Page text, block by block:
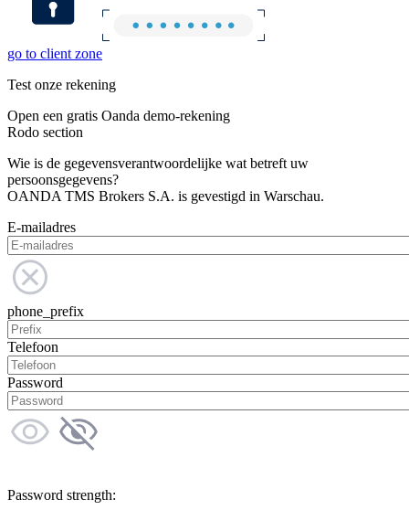
go to client zone
Test onze rekening
Open een gratis Oanda demo-rekening
Rodo section
Wie is de gegevensverantwoordelijke wat betreft uw
persoonsgegevens?
OANDA TMS Brokers S.A. is gevestigd in Warschau.
E-mailadres
phone_prefix
Telefoon
Password
Password strength: